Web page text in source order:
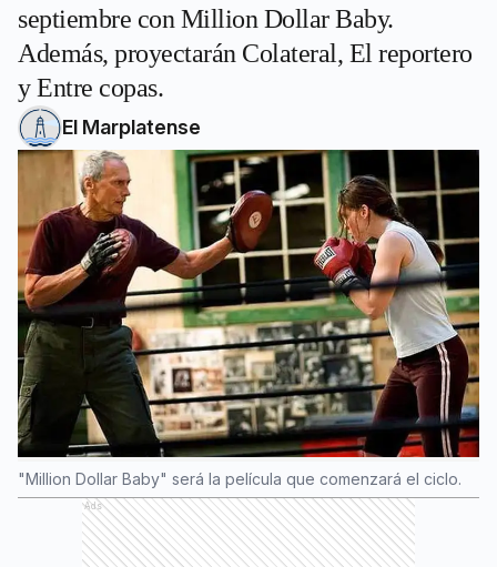
septiembre con Million Dollar Baby.
Además, proyectarán Colateral, El reportero
y Entre copas.
El Marplatense
"Million Dollar Baby" será la película que comenzará el ciclo.
Ads